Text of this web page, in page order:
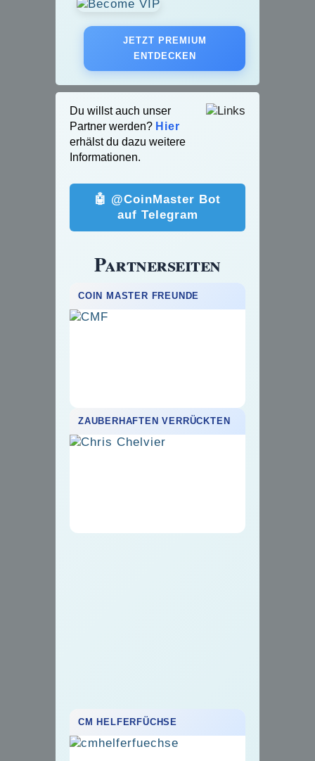
JETZT PREMIUM
ENTDECKEN
Du willst auch unser
Partner werden? Hier
erhälst du dazu weitere
Informationen.
🤖 @CoinMaster Bot
auf Telegram
Partnerseiten
COIN MASTER FREUNDE
ZAUBERHAFTEN VERRÜCKTEN
CM HELFERFÜCHSE